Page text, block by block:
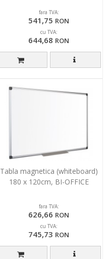
fara TVA:
541,75 RON
cu TVA:
644,68 RON
Tabla magnetica (whiteboard)
180 x 120cm, BI-OFFICE
fara TVA:
626,66 RON
cu TVA:
745,73 RON